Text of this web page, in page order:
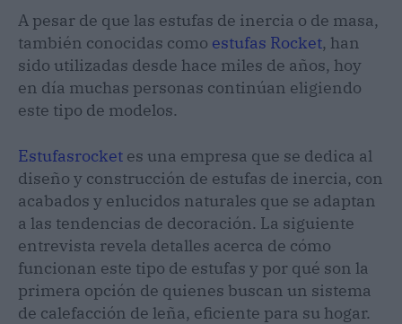
A pesar de que las estufas de inercia o de masa,
también conocidas como estufas Rocket, han
sido utilizadas desde hace miles de años, hoy
en día muchas personas continúan eligiendo
este tipo de modelos.
Estufasrocket es una empresa que se dedica al
diseño y construcción de estufas de inercia, con
acabados y enlucidos naturales que se adaptan
a las tendencias de decoración. La siguiente
entrevista revela detalles acerca de cómo
funcionan este tipo de estufas y por qué son la
primera opción de quienes buscan un sistema
de calefacción de leña, eficiente para su hogar.